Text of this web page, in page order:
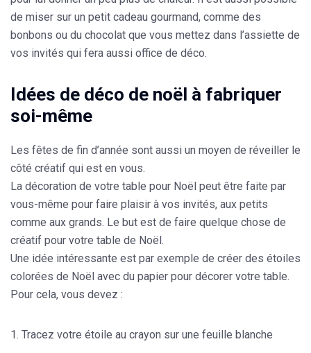
de miser sur un petit cadeau gourmand, comme des
bonbons ou du chocolat que vous mettez dans l’assiette de
vos invités qui fera aussi office de déco.
Idées de déco de noël à fabriquer
soi-même
Les fêtes de fin d’année sont aussi un moyen de réveiller le
côté créatif qui est en vous.
La décoration de votre table pour Noël peut être faite par
vous-même pour faire plaisir à vos invités, aux petits
comme aux grands. Le but est de faire quelque chose de
créatif pour votre table de Noël.
Une idée intéressante est par exemple de créer des étoiles
colorées de Noël avec du papier pour décorer votre table.
Pour cela, vous devez :
Tracez votre étoile au crayon sur une feuille blanche